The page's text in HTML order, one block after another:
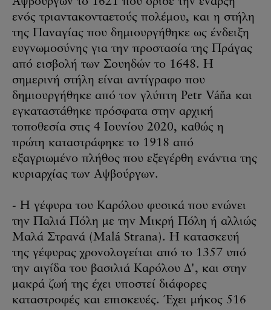
ενός τριαντακονταετούς πολέμου, και η στήλη
της Παναγίας που δημιουργήθηκε ως ένδειξη
ευγνωμοσύνης για την προστασία της Πράγας
από εισβολή των Σουηδών το 1648. Η
σημερινή στήλη είναι αντίγραφο που
δημιουργήθηκε από τον γλύπτη Petr Váňa και
εγκαταστάθηκε πρόσφατα στην αρχική
τοποθεσία στις 4 Ιουνίου 2020, καθώς η
πρώτη καταστράφηκε το 1918 από
εξαγριωμένο πλήθος που εξεγέρθη ενάντια της
κυριαρχίας των Αψβούργων.
- Η γέφυρα του Καρόλου φυσικά που ενώνει
την Παλιά Πόλη με την Μικρή Πόλη ή αλλιώς
Μαλά Στρανά (Malá Strana). Η κατασκευή
της γέφυρας χρονολογείται από το 1357 υπό
την αιγίδα του βασιλιά Καρόλου Δ', και στην
μακρά ζωή της έχει υποστεί διάφορες
καταστροφές και επισκευές. Έχει μήκος 516